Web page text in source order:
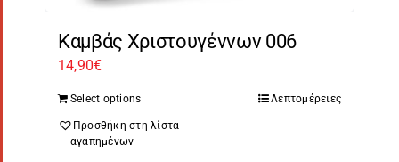
Καμβάς Χριστουγέννων 006
14,90€
Select options Λεπτομέρειες
Προσθήκη στη λίστα
αγαπημένων